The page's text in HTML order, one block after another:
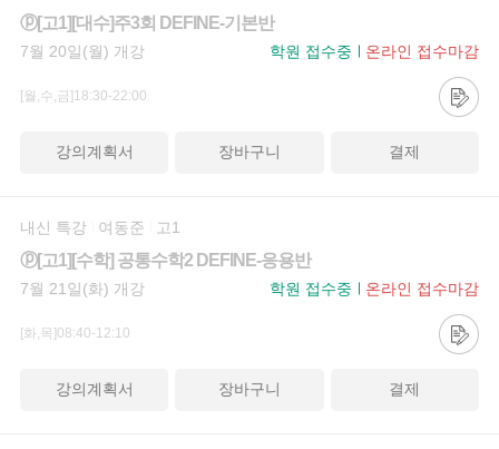
ⓟ[고1][대수]주3회 DEFINE-기본반
7월 20일(월) 개강 학원 접수중 온라인 접수마감
[월,수,금]18:30-22:00
강의계획서 장바구니 결제
내신 특강 여동준 고1
ⓟ[고1][수학] 공통수학2 DEFINE-응용반
7월 21일(화) 개강 학원 접수중 온라인 접수마감
[화,목]08:40-12:10
강의계획서 장바구니 결제